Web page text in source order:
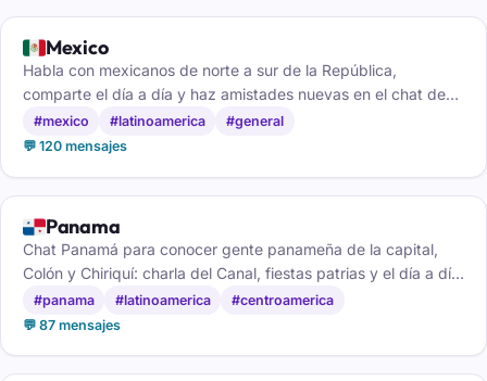
🇲🇽Mexico
Habla con mexicanos de norte a sur de la República,
comparte el día a día y haz amistades nuevas en el chat de
México.
#mexico #latinoamerica
#general
💬 120 mensajes
🇵🇦Panama
Chat Panamá para conocer gente panameña de la capital,
Colón y Chiriquí: charla del Canal, fiestas patrias y el día a día
del istmo.
#panama #latinoamerica
#centroamerica
💬 87 mensajes